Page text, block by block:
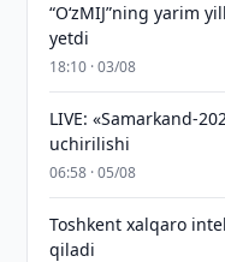
“O‘zMIJ”ning yarim
yetdi
18:10 · 03/08
LIVE: «Samarkand-
uchirilishi
06:58 · 05/08
Toshkent xalqaro
qiladi